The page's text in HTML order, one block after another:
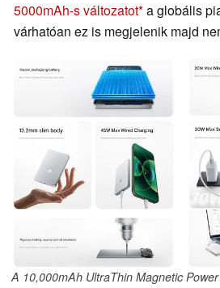
5000mAh-s változatot a globális
várhatóan ez is megjelenik majd
A 10,000mAh UltraThin Magnetic